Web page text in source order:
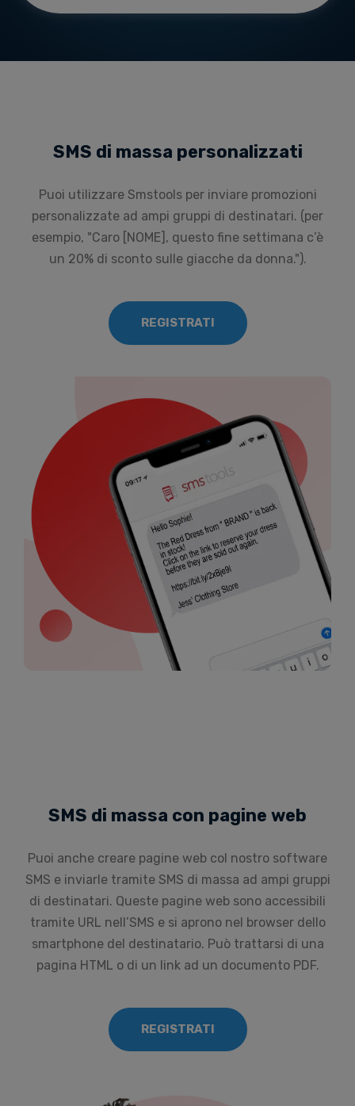
SMS di massa personalizzati
Puoi utilizzare Smstools per inviare promozioni
personalizzate ad ampi gruppi di destinatari. (per
esempio, "Caro [NOME], questo fine settimana c’è
un 20% di sconto sulle giacche da donna.").
REGISTRATI
SMS di massa con pagine web
Puoi anche creare pagine web col nostro software
SMS e inviarle tramite SMS di massa ad ampi gruppi
di destinatari. Queste pagine web sono accessibili
tramite URL nell’SMS e si aprono nel browser dello
smartphone del destinatario. Può trattarsi di una
pagina HTML o di un link ad un documento PDF.
REGISTRATI